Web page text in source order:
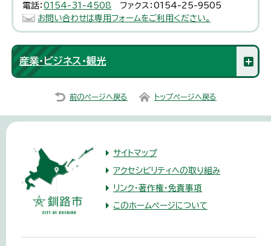
電話：0154-31-4508
ファクス：0154-25-9505
お問い合わせは専用フォームをご利用ください。
産業・ビジネス・観光
前のページへ戻る トップページへ戻る
サイトマップ
アクセシビリティへの取り組み
リンク・著作権・免責事項
このホームページについて